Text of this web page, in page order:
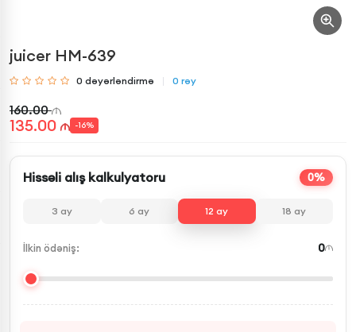
juicer HM-639
0 dəyərləndirmə 0 rəy
160.00
135.00 -16%
Hissəli alış kalkulyatoru 0%
3 ay 6 ay 12 ay 18 ay
İlkin ödəniş: 0